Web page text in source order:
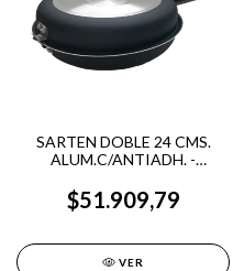
SARTEN DOBLE 24 CMS.
ALUM.C/ANTIADH. -
$51.909,79
VER